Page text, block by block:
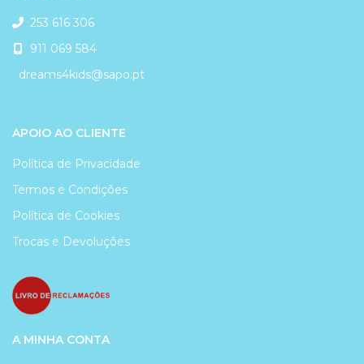
253 616 306
911 069 584
dreams4kids@sapo.pt
APOIO AO CLIENTE
Política de Privacidade
Termos e Condições
Política de Cookies
Trocas e Devoluções
A MINHA CONTA